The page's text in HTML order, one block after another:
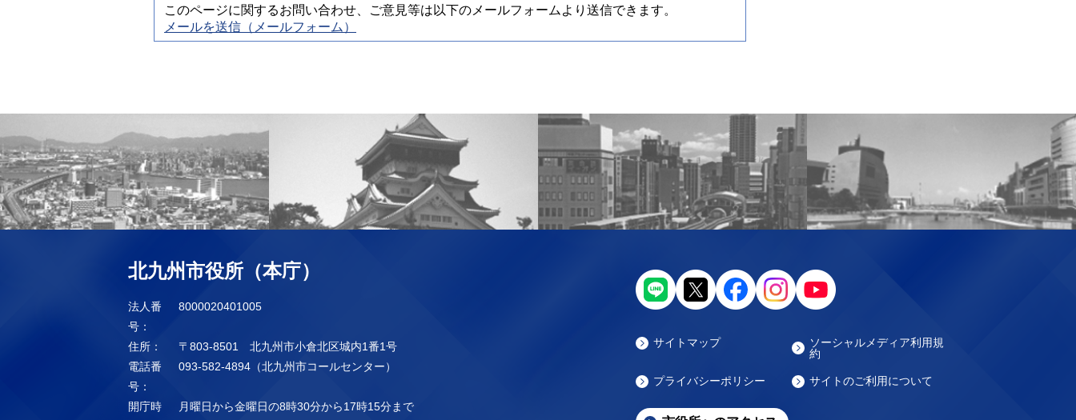
このページに関するお問い合わせ、ご意見等は以下のメールフォームより送信できます。
メールを送信（メールフォーム）
北九州市役所（本庁）
法人番
号：
8000020401005
住所：
〒803-8501 北九州市小倉北区城内1番1号
電話番
号：
093-582-4894（北九州市コールセンター）
開庁時
月曜日から金曜日の8時30分から17時15分まで
サイトマップ
ソーシャルメディア利用規
約
プライバシーポリシー サイトのご利用について